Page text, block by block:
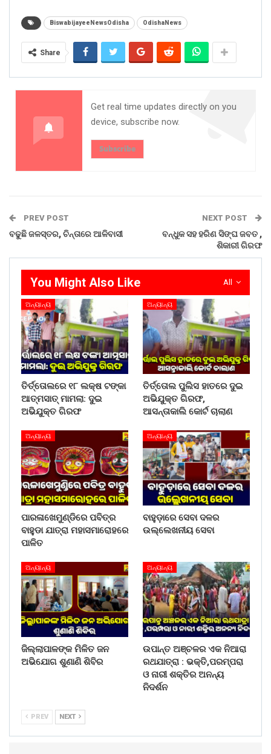
BiswabijayeeNewsOdisha OdishaNews
Share
Get real time updates directly on you
device, subscribe now.
Subscribe
PREV POST
ବଢୁଛି ଜଳସ୍ତର, ଚିନ୍ତାରେ ଆଳିବାସୀ
NEXT POST
ବନ୍ଧୁକ ସହ ହରିଣ ସିଙ୍ଘ ଜବତ ,
ଶିକାରୀ ଗିରଫ
All
You Might Also Like
ଅନ୍ୟାନ୍ୟ
ତିର୍ତ୍ତୋଲରେ ୧୮ ଲକ୍ଷ ଟଙ୍କା
ଆତ୍ମସାତ୍ ମାମଲା: ଦୁଇ
ଅଭିଯୁକ୍ତ ଗିରଫ
ଅନ୍ୟାନ୍ୟ
ତିର୍ତ୍ତୋଲ ପୁଲିସ ହାତରେ ଦୁଇ
ଅଭିଯୁକ୍ତ ଗିରଫ,
ଆସନ୍ତାକାଲି କୋର୍ଟ ଚାଲାଣ
ଅନ୍ୟାନ୍ୟ
ପାରଳାଖେମୁଣ୍ଡିରେ ପବିତ୍ର
ବାହୁଡା ଯାତ୍ରା ମହାସମାରୋହରେ
ପାଳିତ
ଅନ୍ୟାନ୍ୟ
ବାହୁଡ଼ାରେ ସେବା ଦଳର
ଉଲ୍ଲେଖନୀୟ ସେବା
ଅନ୍ୟାନ୍ୟ
ଜିଲ୍ଲାପାଳଙ୍କ ମିଳିତ ଜନ
ଅଭିଯୋଗ ଶୁଣାଣି ଶିବିର
ଅନ୍ୟାନ୍ୟ
ଉପାନ୍ତ ଅଞ୍ଚଳର ଏକ ନିଆରା
ରଥଯାତ୍ରା : ଭକ୍ତି,ପରମ୍ପରା
ଓ ନାରୀ ଶକ୍ତିର ଅନନ୍ୟ
ନିଦର୍ଶନ
PREV NEXT